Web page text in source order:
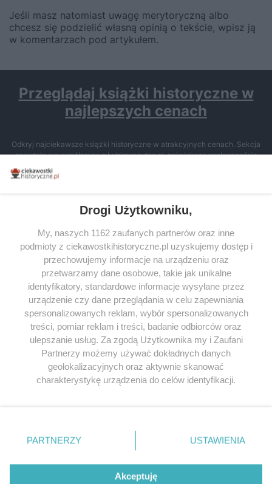
Jeśli masz natomiast uwagę merytoryczną albo
chcesz się podzielić własną opinią o tekście, wpisz ją
w komentarzach pod artykułem.
Przeglądaj książki historyczne w
najlepszych cenach
Odkryj najciekawsze książki historyczne w atrakcyjnych cenach. Sekcja
powstała we współpracy z Lubimyczytac.pl, największą społecznością
miłośników literatury w Polsce – dzięki temu możesz wybierać spośród
tytułów najwyżej ocenianych przez czytelników.
SERWIS
SPOŁECZNOŚĆ
WSPÓŁPRACA
KONTAKT
ODWIEDŹ RÓWNIEŻ:
Drogi Użytkowniku,
My, naszych 1162 zaufanych partnerów oraz inne
podmioty z ciekawostkihistoryczne.pl uzyskujemy dostęp i
przechowujemy informacje na urządzeniu oraz
przetwarzamy dane osobowe, takie jak unikalne
identyfikatory, standardowe informacje wysyłane przez
urządzenie czy dane przeglądania w celu zapewniania
spersonalizowanych reklam, wybór spersonalizowanych
treści, pomiar reklam i treści, badanie odbiorców oraz
ulepszanie usług. Za zgodą Użytkownika my i Zaufani
Partnerzy możemy używać dokładnych danych
geolokalizacyjnych oraz aktywnie skanować
charakterystykę urządzenia do celów identyfikacji.
zmienić/wycofać klikając przycisk ustawień prywatności
znajdujący się w lewym dolnym rogu strony
. Niektóre
użytkownika, ale masz prawo sprzeciwić się takiemu
PARTNERZY USTAWIENIA
Akceptuję